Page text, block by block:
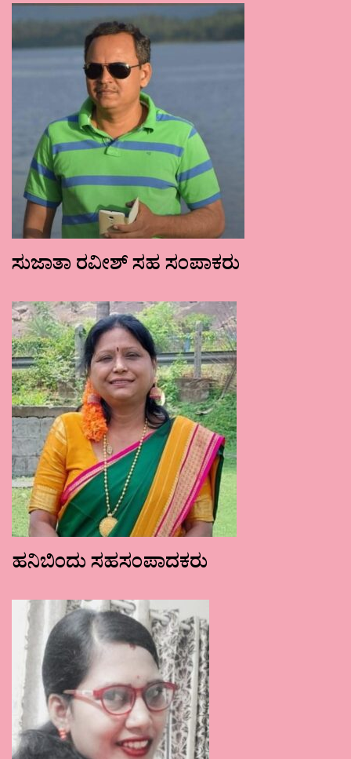
ಸುಜಾತಾ ರವೀಶ್ ಸಹ ಸಂಪಾಕರು
ಹನಿಬಿಂದು ಸಹಸಂಪಾದಕರು